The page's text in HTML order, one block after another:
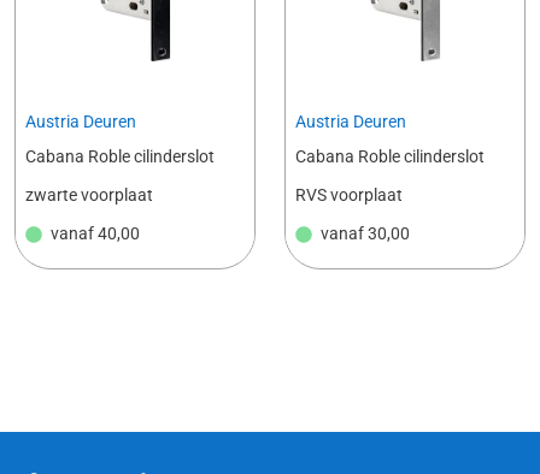
Austria Deuren
Cabana Roble cilinderslot
zwarte voorplaat
vanaf40,00
Austria Deuren
Cabana Roble cilinderslot
RVS voorplaat
vanaf30,00